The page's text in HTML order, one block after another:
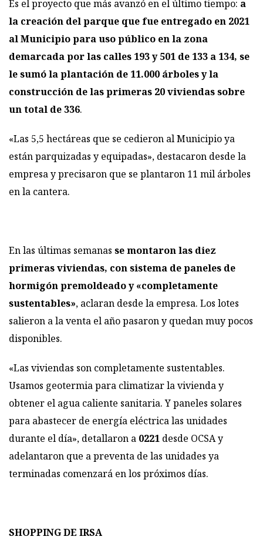
Es el proyecto que más avanzó en el último tiempo: a
la creación del parque que fue entregado en 2021
al Municipio para uso público en la zona
demarcada por las calles 193 y 501 de 133 a 134, se
le sumó la plantación de 11.000 árboles y la
construcción de las primeras 20 viviendas sobre
un total de 336.
«Las 5,5 hectáreas que se cedieron al Municipio ya
están parquizadas y equipadas», destacaron desde la
empresa y precisaron que se plantaron 11 mil árboles
en la cantera.
En las últimas semanas se montaron las diez
primeras viviendas, con sistema de paneles de
hormigón premoldeado y «completamente
sustentables», aclaran desde la empresa. Los lotes
salieron a la venta el año pasaron y quedan muy pocos
disponibles.
«Las viviendas son completamente sustentables.
Usamos geotermia para climatizar la vivienda y
obtener el agua caliente sanitaria. Y paneles solares
para abastecer de energía eléctrica las unidades
durante el día», detallaron a 0221 desde OCSA y
adelantaron que a preventa de las unidades ya
terminadas comenzará en los próximos días.
SHOPPING DE IRSA